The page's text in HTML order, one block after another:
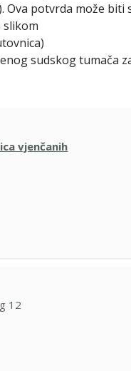
Ova potvrda može
slikom
sudskog tumača
vjenčanih
12